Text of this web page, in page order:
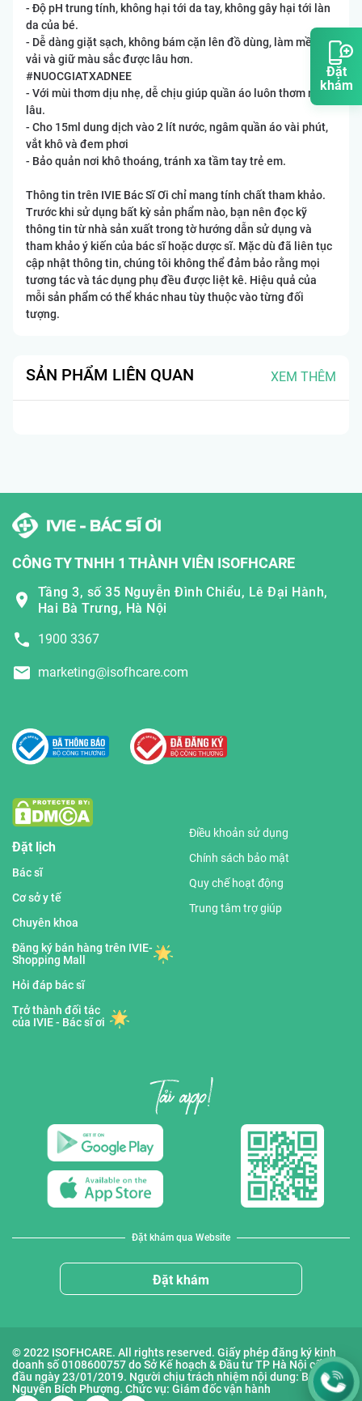
Đặt
khám
- Độ pH trung tính, không hại tới da tay, không gây hại tới làn
da của bé.
- Dễ dàng giặt sạch, không bám cặn lên đồ dùng, làm mềm
vải và giữ màu sắc được lâu hơn.
#NUOCGIATXADNEE
- Với mùi thơm dịu nhẹ, dễ chịu giúp quần áo luôn thơm mát
lâu.
- Cho 15ml dung dịch vào 2 lít nước, ngâm quần áo vài phút,
vắt khô và đem phơi
- Bảo quản nơi khô thoáng, tránh xa tầm tay trẻ em.
Thông tin trên IVIE Bác Sĩ Ơi chỉ mang tính chất tham khảo.
Trước khi sử dụng bất kỳ sản phẩm nào, bạn nên đọc kỹ
thông tin từ nhà sản xuất trong tờ hướng dẫn sử dụng và
tham khảo ý kiến của bác sĩ hoặc dược sĩ. Mặc dù đã liên tục
cập nhật thông tin, chúng tôi không thể đảm bảo rằng mọi
tương tác và tác dụng phụ đều được liệt kê. Hiệu quả của
mỗi sản phẩm có thể khác nhau tùy thuộc vào từng đối
tượng.
SẢN PHẨM LIÊN QUAN XEM THÊM
CÔNG TY TNHH 1 THÀNH VIÊN ISOFHCARE
Tầng 3, số 35 Nguyễn Đình Chiểu, Lê Đại Hành,
Hai Bà Trưng, Hà Nội
1900 3367
marketing@isofhcare.com
Đặt lịch
Bác sĩ
Cơ sở y tế
Chuyên khoa
Đăng ký bán hàng trên IVIE-
Shopping Mall
Hỏi đáp bác sĩ
Trở thành đối tác
của IVIE - Bác sĩ ơi
Điều khoản sử dụng
Chính sách bảo mật
Quy chế hoạt động
Trung tâm trợ giúp
Đặt khám qua Website
Đặt khám
© 2022 ISOFHCARE. All rights reserved. Giấy phép đăng ký kinh
doanh số 0108600757 do Sở Kế hoạch & Đầu tư TP Hà Nội cấp lần
đầu ngày 23/01/2019. Người chịu trách nhiệm nội dung: Bà
Nguyễn Bích Phượng. Chức vụ: Giám đốc vận hành